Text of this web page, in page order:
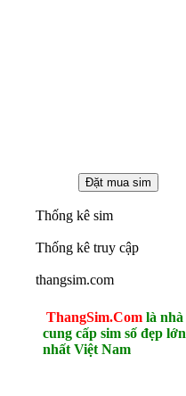
Thống kê sim
Thống kê truy cập
thangsim.com
ThangSim.Com là nhà
cung cấp sim số đẹp lớn
nhất Việt Nam